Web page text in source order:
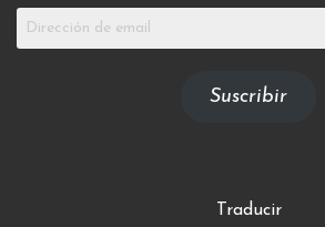
Dirección
Suscribir
Traducir